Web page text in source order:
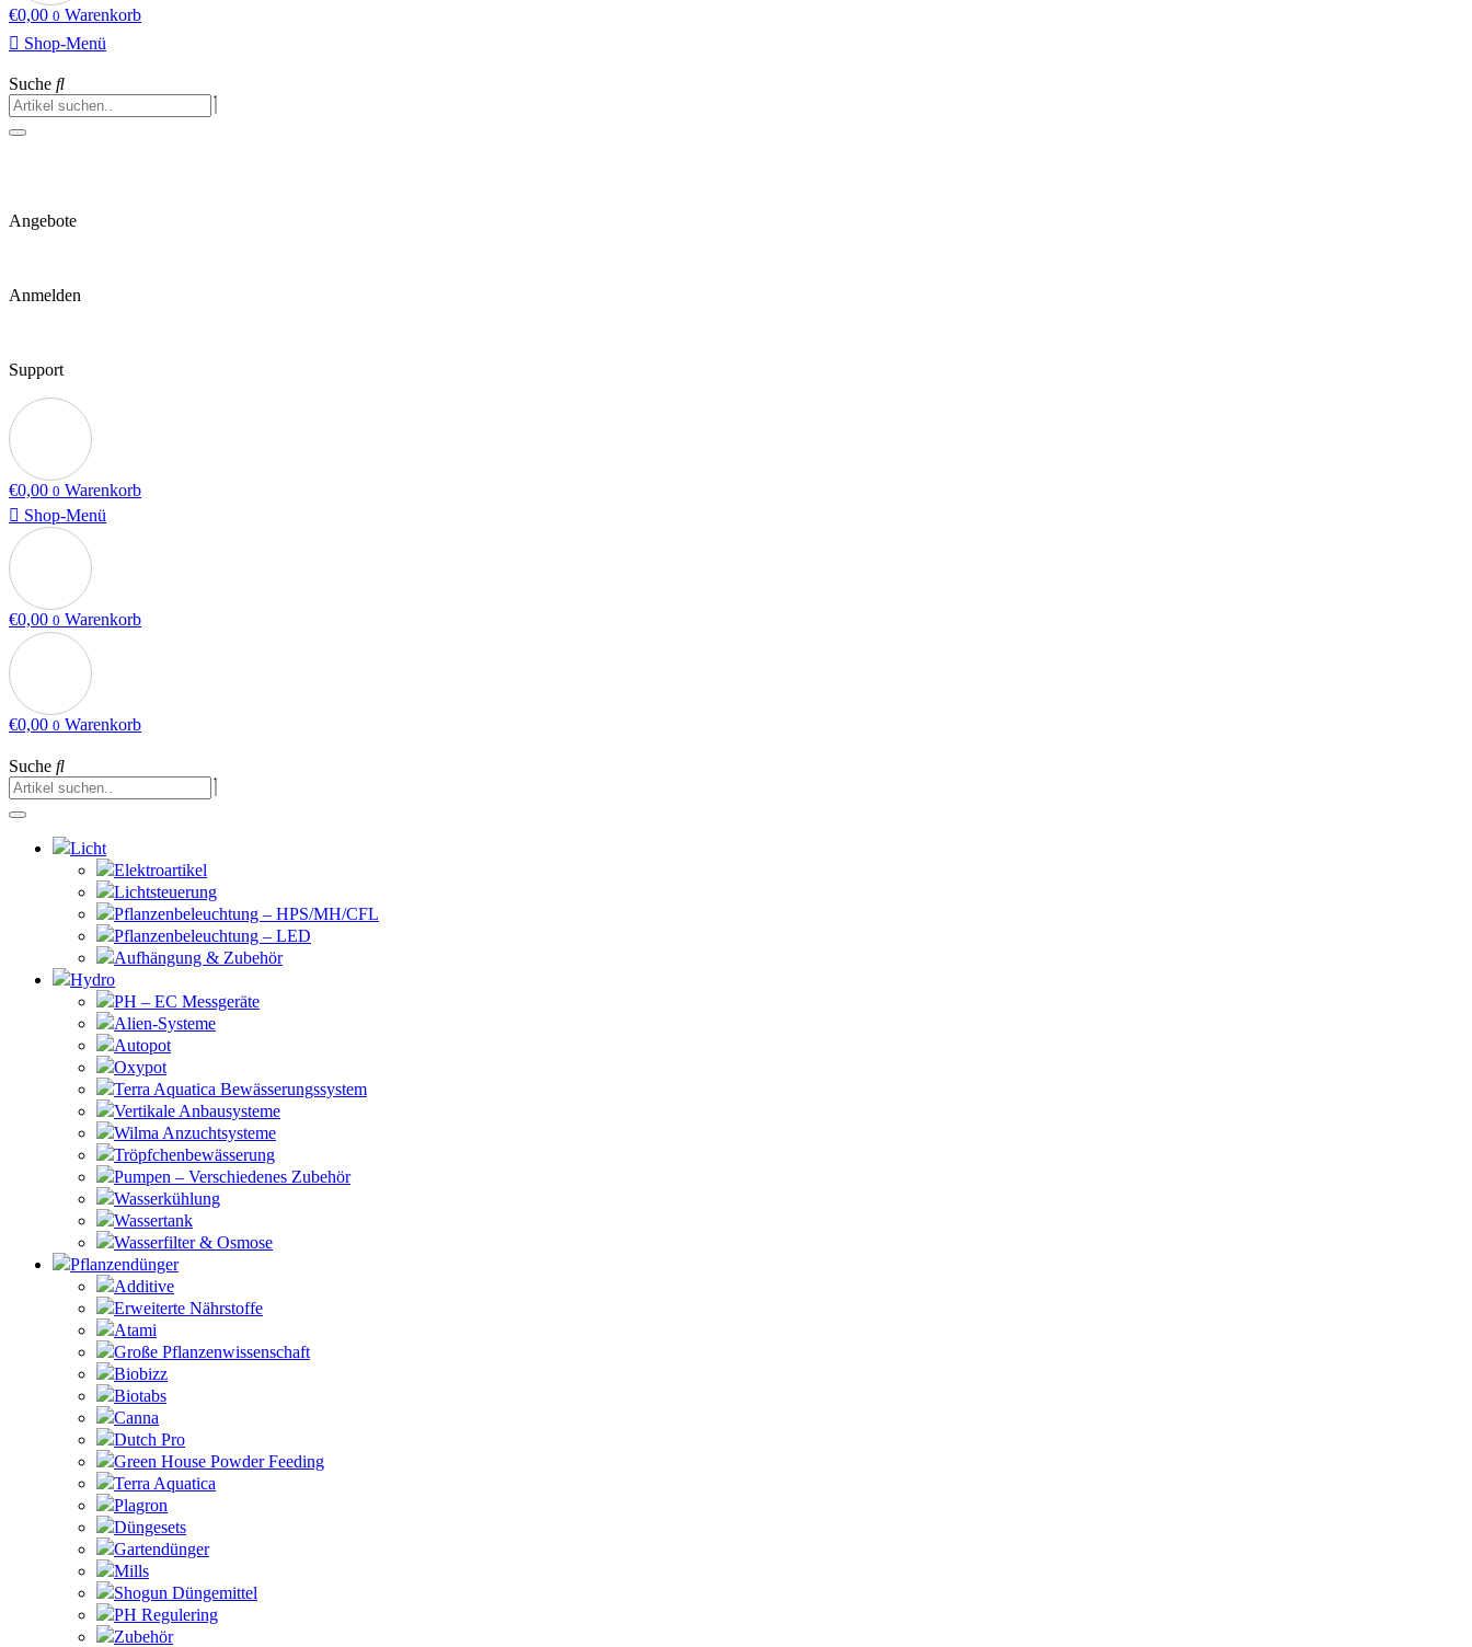
€0,00 0 Warenkorb
Shop-Menü
Suche
Angebote
Anmelden
Support
€0,00 0 Warenkorb
Shop-Menü
€0,00 0 Warenkorb
€0,00 0 Warenkorb
Suche
Licht
Elektroartikel
Lichtsteuerung
Pflanzenbeleuchtung – HPS/MH/CFL
Pflanzenbeleuchtung – LED
Aufhängung & Zubehör
Hydro
PH – EC Messgeräte
Alien-Systeme
Autopot
Oxypot
Terra Aquatica Bewässerungssystem
Vertikale Anbausysteme
Wilma Anzuchtsysteme
Tröpfchenbewässerung
Pumpen – Verschiedenes Zubehör
Wasserkühlung
Wassertank
Wasserfilter & Osmose
Pflanzendünger
Additive
Erweiterte Nährstoffe
Atami
Große Pflanzenwissenschaft
Biobizz
Biotabs
Canna
Dutch Pro
Green House Powder Feeding
Terra Aquatica
Plagron
Düngesets
Gartendünger
Mills
Shogun Düngemittel
PH Regulering
Zubehör